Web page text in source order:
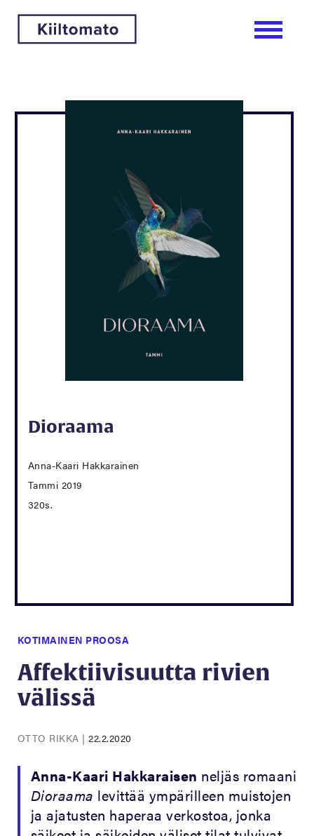
Dioraama
Anna-Kaari Hakkarainen
Tammi 2019
320s.
KOTIMAINEN PROOSA
Affektiivisuutta rivien
välissä
OTTO RIKKA |22.2.2020
Anna-Kaari Hakkaraisen neljäs romaani
Dioraama levittää ympärilleen muistojen
ja ajatusten haperaa verkostoa, jonka